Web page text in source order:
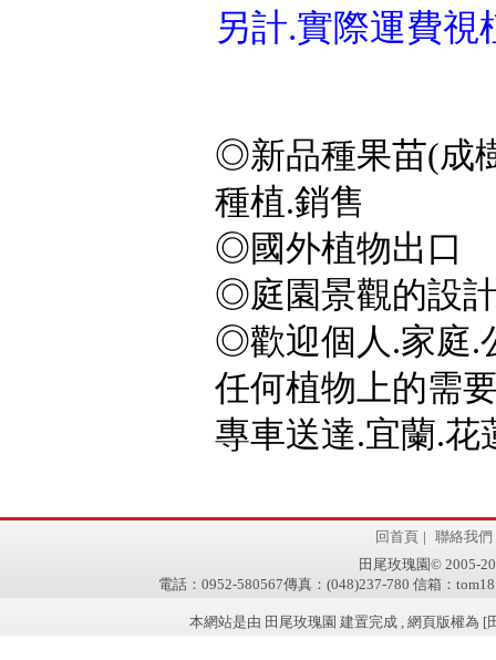
另計.實際運費
◎新品種果苗(成
種植.銷售
◎國外植物出口
◎庭園景觀的設
◎歡迎個人.家庭.
任何植物上的需
專車送達.宜蘭.花
回首頁 | 聯絡我們
田尾玫瑰園© 2005-
電話：0952-580567傳真：(048)237-780 信箱：
本網站是由 田尾玫瑰園 建置完成 , 網頁版權為